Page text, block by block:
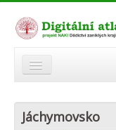
Modelová území
Jáchymovsko